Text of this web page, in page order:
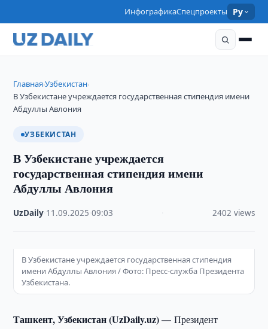
ИнфографикаСпецпроекты Ру
Главная›Узбекистан›
В Узбекистане учреждается государственная стипендия имени
Абдуллы Авлония
УЗБЕКИСТАН
В Узбекистане учреждается
государственная стипендия имени
Абдуллы Авлония
UzDaily 11.09.2025 ·09:03 2402 views
В Узбекистане учреждается государственная стипендия
имени Абдуллы Авлония / Фото: Пресс-служба Президента
Узбекистана.
Ташкент, Узбекистан (UzDaily.uz) —Президент